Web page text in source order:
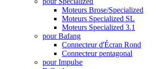
Moteurs Brose/Specialized
Moteurs Specialized SL
Moteurs Specialized 3.1
pour Bafang
Connecteur d'Écran Rond
Connecteur pentagonal
pour Impulse